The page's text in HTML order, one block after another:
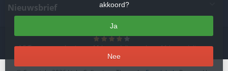
Nieuwsbrief
4.5/5sterren op basis van11beoordelingen.Lees 11 beoordelingen
akkoord?
Ja
Nee